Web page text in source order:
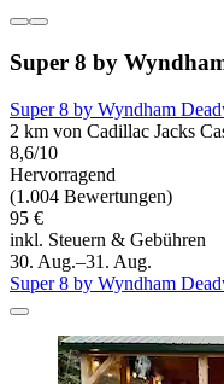
Super 8 by
Super 8 by Wyndham
2 km von Cadillac Jacks
8,6/10
Hervorragend
(1.004 Bewertungen)
95 €
inkl. Steuern & Gebühren
30. Aug.–31. Aug.
Super 8 by Wyndham